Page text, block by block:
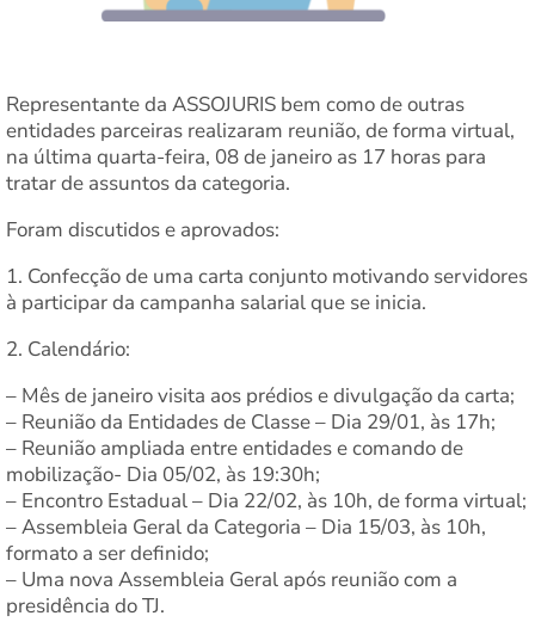
Representante da ASSOJURIS bem como de outras
entidades parceiras realizaram reunião, de forma virtual,
na última quarta-feira, 08 de janeiro as 17 horas para
tratar de assuntos da categoria.
Foram discutidos e aprovados:
1. Confecção de uma carta conjunto motivando servidores
à participar da campanha salarial que se inicia.
2. Calendário:
– Mês de janeiro visita aos prédios e divulgação da carta;
– Reunião da Entidades de Classe – Dia 29/01, às 17h;
– ⁠Reunião ampliada entre entidades e comando de
mobilização- Dia 05/02, às 19:30h;
– Encontro Estadual – Dia 22/02, às 10h, de forma virtual;
– Assembleia Geral da Categoria – Dia 15/03, às 10h,
formato a ser definido;
– Uma nova Assembleia Geral após reunião com a
presidência do TJ.